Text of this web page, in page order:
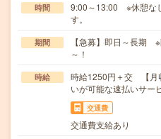
時間
9:00～13:00 ※休憩な
す。
期間
【急募】即日～長期
～！
時給
時給1250円＋交 【月
いが可能な速払いサー
交通費
交通費支給あり